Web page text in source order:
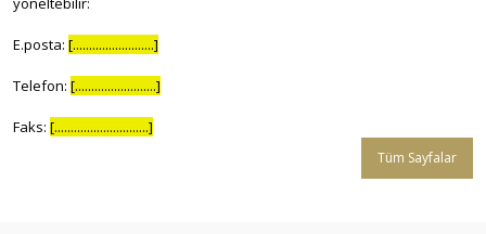
E.posta: [.........................]
Telefon: [.........................]
Faks: [.............................]
Tüm Sayfalar